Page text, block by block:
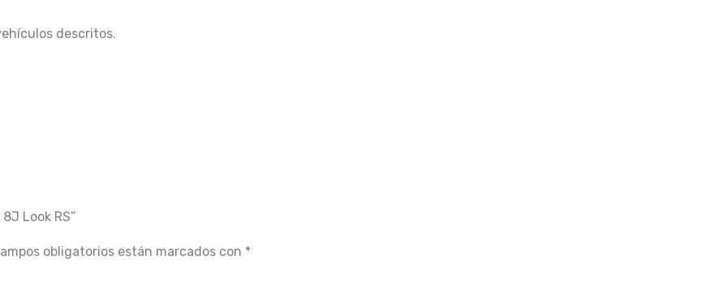
descritos.
Look RS”
obligatorios están marcados con *